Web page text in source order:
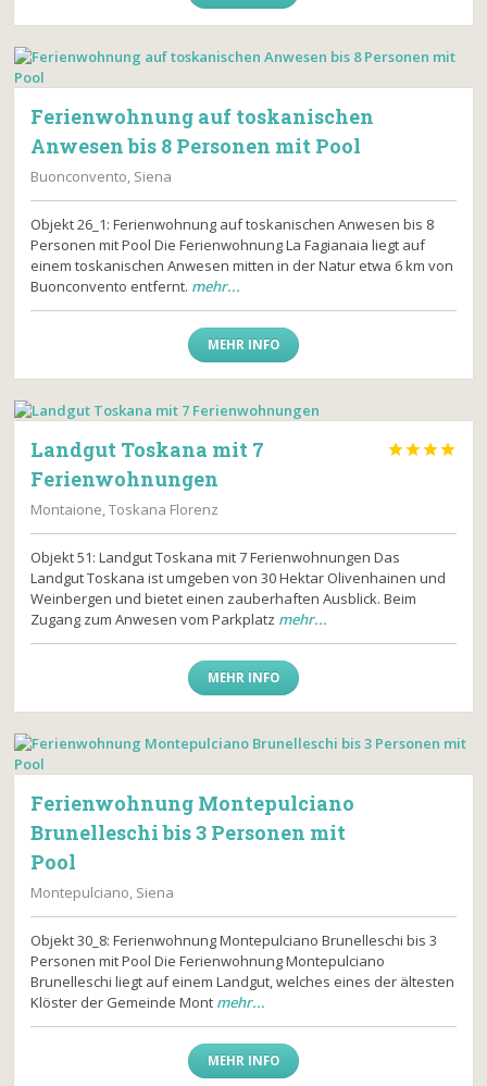
Ferienwohnung auf toskanischen
Anwesen bis 8 Personen mit Pool
Buonconvento, Siena
Objekt 26_1: Ferienwohnung auf toskanischen Anwesen bis 8
Personen mit Pool Die Ferienwohnung La Fagianaia liegt auf
einem toskanischen Anwesen mitten in der Natur etwa 6 km von
Buonconvento entfernt. mehr...
MEHR INFO
Landgut Toskana mit 7
Ferienwohnungen

Montaione, Toskana Florenz
Objekt 51: Landgut Toskana mit 7 Ferienwohnungen Das
Landgut Toskana ist umgeben von 30 Hektar Olivenhainen und
Weinbergen und bietet einen zauberhaften Ausblick. Beim
Zugang zum Anwesen vom Parkplatz mehr...
MEHR INFO
Ferienwohnung Montepulciano
Brunelleschi bis 3 Personen mit
Pool
Montepulciano, Siena
Objekt 30_8: Ferienwohnung Montepulciano Brunelleschi bis 3
Personen mit Pool Die Ferienwohnung Montepulciano
Brunelleschi liegt auf einem Landgut, welches eines der ältesten
Klöster der Gemeinde Mont mehr...
MEHR INFO